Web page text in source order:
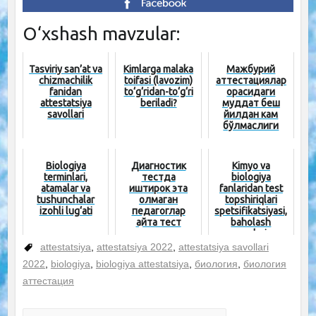
O‘xshash mavzular:
Tasviriy san’at va
chizmachilik
fanidan
attestatsiya
savollari
Kimlarga malaka
toifasi (lavozim)
to‘g‘ridan-to‘g‘ri
beriladi?
Мажбурий
аттестациялар
орасидаги
муддат беш
йилдан кам
бўлмаслиги
Biologiya
terminlari,
atamalar va
tushunchalar
izohli lug‘ati
Диагностик
тестда
иштирок эта
олмаган
педагоглар
қайта тест
мумкин
Kimyo va
biologiya
fanlaridan test
topshiriqlari
spetsifikatsiyasi,
baholash
mezonlari va
namunav...
attestatsiya attestatsiya 2022 attestatsiya savollari
2022
biologiya biologiya attestatsiya биология
биология
аттестация